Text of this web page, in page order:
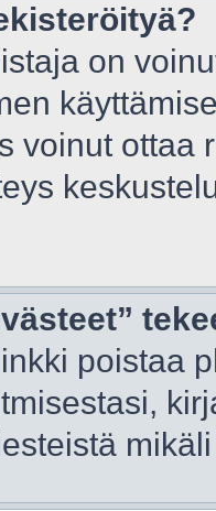
on
voinut ottaa
poistaa